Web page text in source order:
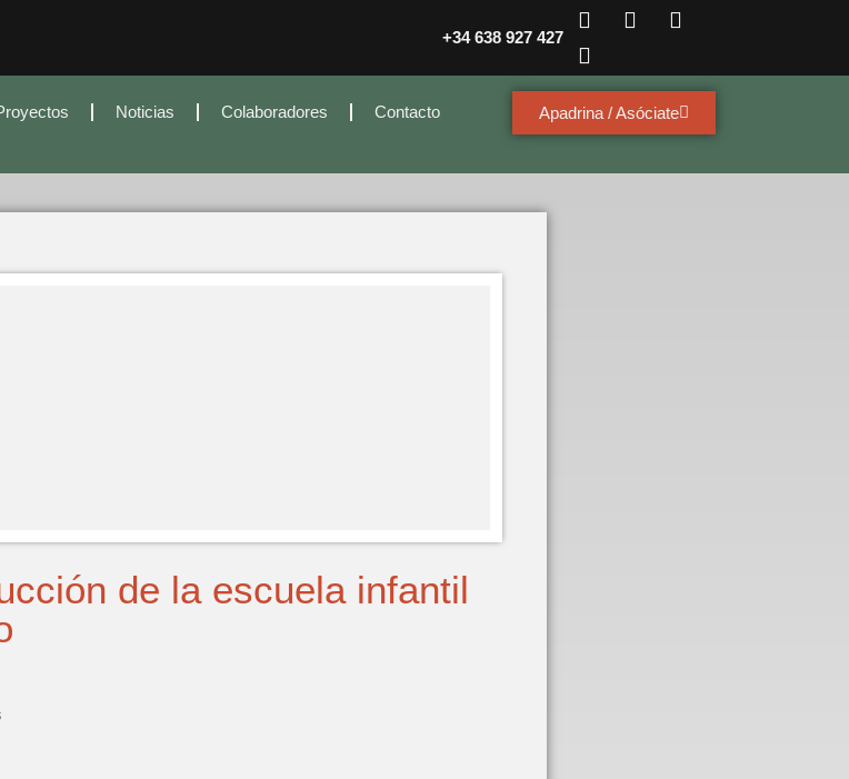
+34 638 927 427
Noticias Colaboradores Contacto Apadrina / Asóciate
de la escuela infantil